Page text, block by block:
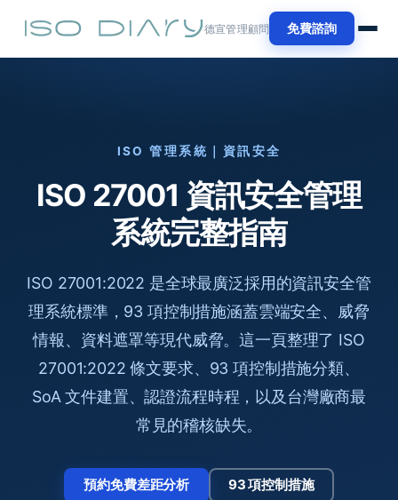
德宣管理顧問 免費諮詢
ISO 管理系統｜資訊安全
ISO 27001 資訊安全管理
系統完整指南
ISO 27001:2022 是全球最廣泛採用的資訊安全管
理系統標準，93 項控制措施涵蓋雲端安全、威脅
情報、資料遮罩等現代威脅。這一頁整理了 ISO
27001:2022 條文要求、93 項控制措施分類、
SoA 文件建置、認證流程時程，以及台灣廠商最
常見的稽核缺失。
預約免費差距分析 93 項控制措施